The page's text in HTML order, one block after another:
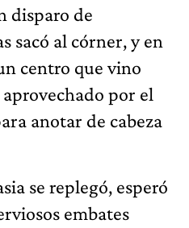
disparo de
sacó al córner, y en
centro que vino
por el
anotar de cabeza
se replegó, esperó
embates